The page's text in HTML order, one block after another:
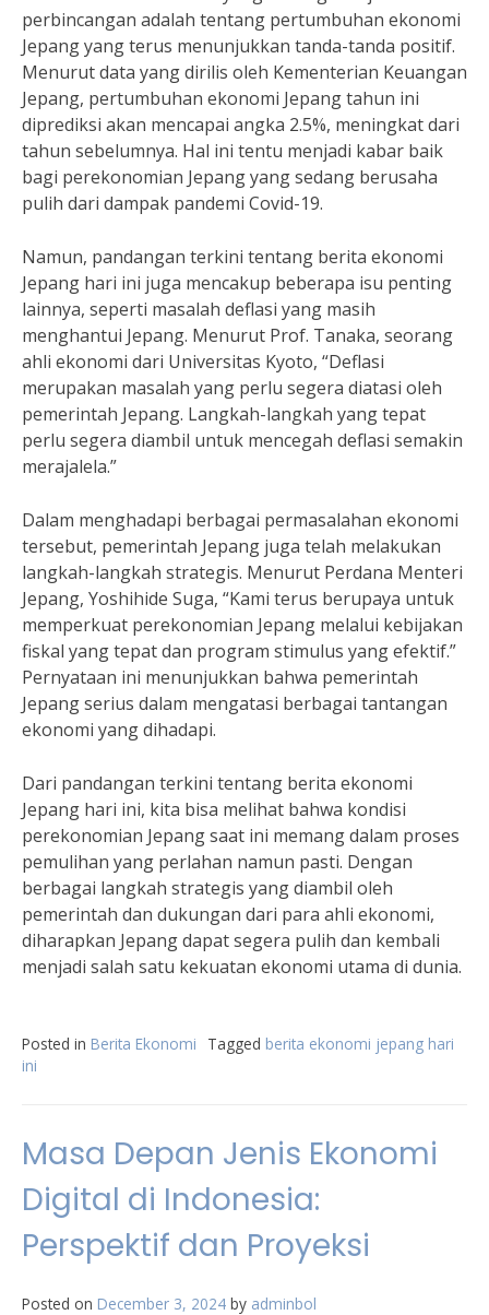
perbincangan adalah tentang pertumbuhan ekonomi
Jepang yang terus menunjukkan tanda-tanda positif.
Menurut data yang dirilis oleh Kementerian Keuangan
Jepang, pertumbuhan ekonomi Jepang tahun ini
diprediksi akan mencapai angka 2.5%, meningkat dari
tahun sebelumnya. Hal ini tentu menjadi kabar baik
bagi perekonomian Jepang yang sedang berusaha
pulih dari dampak pandemi Covid-19.
Namun, pandangan terkini tentang berita ekonomi
Jepang hari ini juga mencakup beberapa isu penting
lainnya, seperti masalah deflasi yang masih
menghantui Jepang. Menurut Prof. Tanaka, seorang
ahli ekonomi dari Universitas Kyoto, “Deflasi
merupakan masalah yang perlu segera diatasi oleh
pemerintah Jepang. Langkah-langkah yang tepat
perlu segera diambil untuk mencegah deflasi semakin
merajalela.”
Dalam menghadapi berbagai permasalahan ekonomi
tersebut, pemerintah Jepang juga telah melakukan
langkah-langkah strategis. Menurut Perdana Menteri
Jepang, Yoshihide Suga, “Kami terus berupaya untuk
memperkuat perekonomian Jepang melalui kebijakan
fiskal yang tepat dan program stimulus yang efektif.”
Pernyataan ini menunjukkan bahwa pemerintah
Jepang serius dalam mengatasi berbagai tantangan
ekonomi yang dihadapi.
Dari pandangan terkini tentang berita ekonomi
Jepang hari ini, kita bisa melihat bahwa kondisi
perekonomian Jepang saat ini memang dalam proses
pemulihan yang perlahan namun pasti. Dengan
berbagai langkah strategis yang diambil oleh
pemerintah dan dukungan dari para ahli ekonomi,
diharapkan Jepang dapat segera pulih dan kembali
menjadi salah satu kekuatan ekonomi utama di dunia.
Posted in Berita Ekonomi Tagged berita ekonomi jepang hari
ini
Masa Depan Jenis Ekonomi
Digital di Indonesia:
Perspektif dan Proyeksi
Posted on December 3, 2024 by adminbol